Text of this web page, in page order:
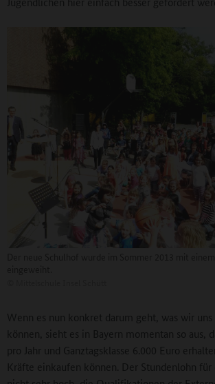
Wenn es nun konkret darum geht, was wir
können, sieht es in Bayern momentan so aus,
pro Jahr und Ganztagsklasse 6.000 Euro
Kräfte einkaufen können. Der Stundenlohn